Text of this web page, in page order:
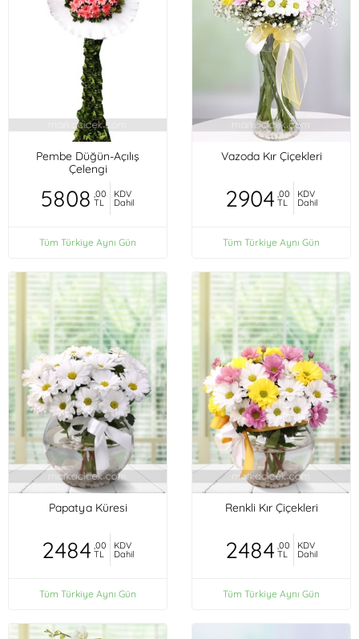
Pembe Düğün-Açılış
Çelengi
5808 ,00
TL
KDV
Dahil
Tüm Türkiye Aynı Gün
Vazoda Kır Çiçekleri
2904 ,00
TL
KDV
Dahil
Tüm Türkiye Aynı Gün
Papatya Küresi
2484 ,00
TL
KDV
Dahil
Tüm Türkiye Aynı Gün
Renkli Kır Çiçekleri
2484 ,00
TL
KDV
Dahil
Tüm Türkiye Aynı Gün